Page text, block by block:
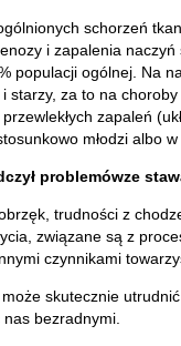
schorzeń
i zapalenia
populacji ogólnej. Na
i starzy, za to na
zapaleń
młodzi albo w
problemówze
trudności z
związane są z
czynnikami
skutecznie
bezradnymi.